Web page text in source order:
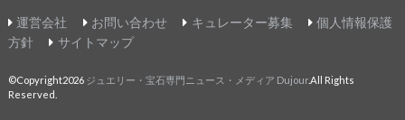
運営会社 お問い合わせ キュレーター募集
個人情報保護
方針
サイトマップ
©Copyright2026 ジュエリー・宝石専門ニュース・メディア Dujour.All Rights
Reserved.